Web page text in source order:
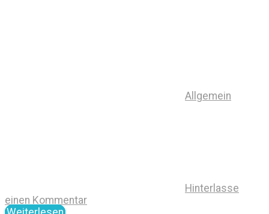
Allgemein
Hinterlasse
einen Kommentar